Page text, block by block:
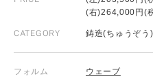
(右)264,000円(
CATEGORY 鋳造(ちゅうぞう
フォルム ウェーブ